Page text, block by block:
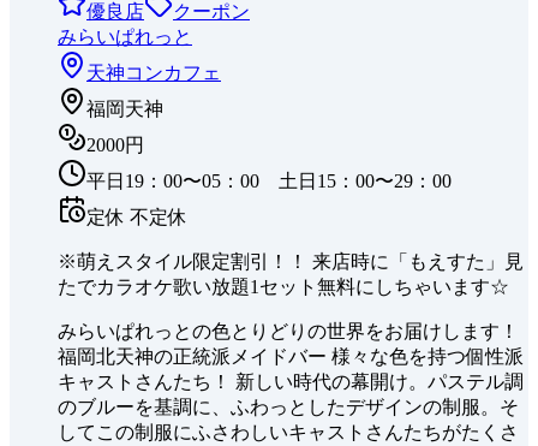
優良店
クーポン
みらいぱれっと
天神コンカフェ
福岡天神
2000円
平日19：00〜05：00 土日15：00〜29：00
定休 不定休
※萌えスタイル限定割引！！ 来店時に「もえすた」見
たでカラオケ歌い放題1セット無料にしちゃいます☆
みらいぱれっとの色とりどりの世界をお届けします！
福岡北天神の正統派メイドバー 様々な色を持つ個性派
キャストさんたち！ 新しい時代の幕開け。パステル調
のブルーを基調に、ふわっとしたデザインの制服。そ
してこの制服にふさわしいキャストさんたちがたくさ